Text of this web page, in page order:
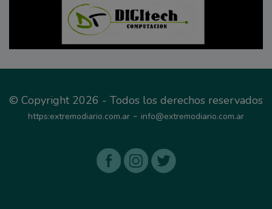
© Copyright 2026 - Todos los derechos reservados
https:extremodiario.com.ar - info@extremodiario.com.ar